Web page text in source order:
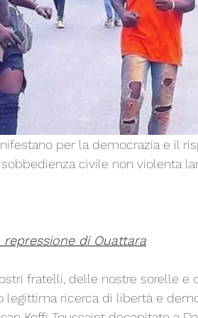
per la democrazia e il
civile non violenta
di Ouattara
fratelli, delle nostre sorelle
legittima ricerca di libertà e